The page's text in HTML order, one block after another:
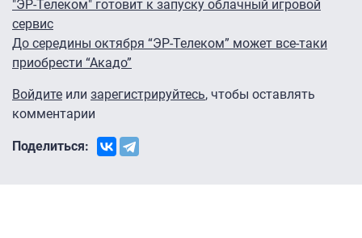
"ЭР-Телеком" готовит к запуску облачный игровой
сервис
До середины октября “ЭР-Телеком” может все-таки
приобрести “Акадо”
Войдите или зарегистрируйтесь, чтобы оставлять
комментарии
Поделиться: